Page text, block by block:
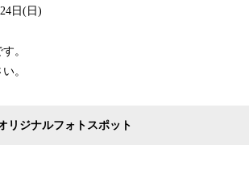
日(日)
。
。
ジナルフォトスポット